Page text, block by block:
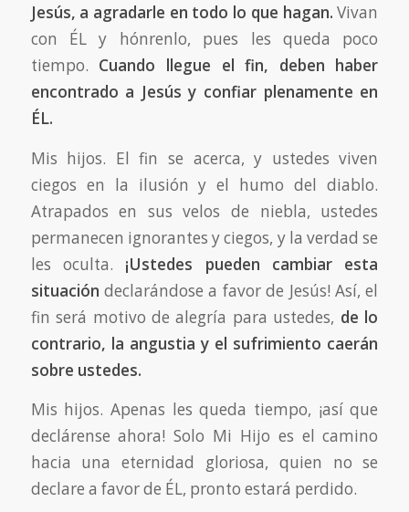
Jesús, a agradarle en todo lo que hagan.Vivan
con ÉL y hónrenlo, pues les queda poco
tiempo. Cuando llegue el fin, deben haber
encontrado a Jesús y confiar plenamente en
ÉL.
Mis hijos. El fin se acerca, y ustedes viven
ciegos en la ilusión y el humo del diablo.
Atrapados en sus velos de niebla, ustedes
permanecen ignorantes y ciegos, y la verdad se
les oculta. ¡Ustedes pueden cambiar esta
situación declarándose a favor de Jesús! Así, el
fin será motivo de alegría para ustedes, de lo
contrario, la angustia y el sufrimiento caerán
sobre ustedes.
Mis hijos. Apenas les queda tiempo, ¡así que
declárense ahora! Solo Mi Hijo es el camino
hacia una eternidad gloriosa, quien no se
declare a favor de ÉL, pronto estará perdido.